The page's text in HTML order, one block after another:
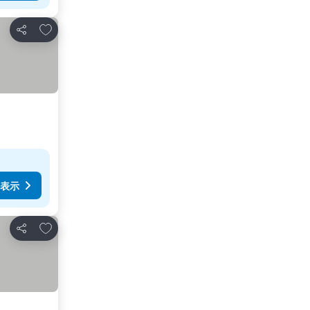
シェア
お気に入りに追加
示
シェア
お気に入りに追加